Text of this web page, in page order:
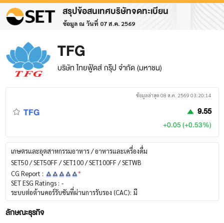
สรุปข้อสนเทศบริษัทจดทะเบียน
ข้อมูล ณ วันที่ 07 ส.ค. 2569
TFG
บริษัท ไทยฟู้ดส์ กรุ๊ป จำกัด (มหาชน)
ข้อมูลล่าสุด 08 ส.ค. 2569 03:20:14
TFG 9.55
+0.05 (+0.53%)
เกษตรและอุตสาหกรรมอาหาร / อาหารและเครื่องดื่ม
SET50 / SET50FF / SET100 / SET100FF / SETWB
CG Report :
*
SET ESG Ratings : -
ระบบต่อต้านคอร์รับชันที่ผ่านการรับรอง (CAC): มี
ลักษณะธุรกิจ